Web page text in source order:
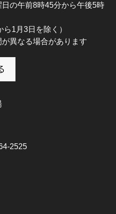
の午前8時45分から午後5時
ら1月3日を除く）
異なる場合があります
2525